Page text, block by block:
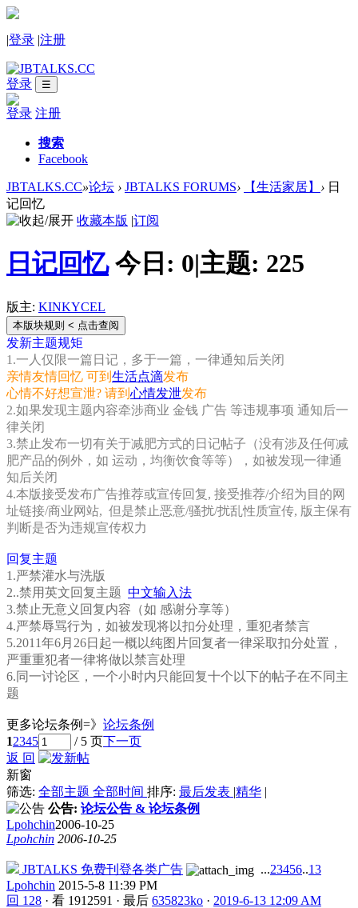
|登录 |注册
登录 ☰
登录 注册
搜索
Facebook
JBTALKS.CC»论坛 › JBTALKS FORUMS› 【生活家居】 › 日
记回忆
收藏本版 |订阅
日记回忆 今日: 0|主题: 225
版主: KINKYCEL
本版块规则 < 点击查阅
发新主题规矩
1.一人仅限一篇日记，多于一篇，一律通知后关闭
亲情友情回忆 可到 生活点滴发布
心情不好想宣泄? 请到 心情发泄发布
2.如果发现主题内容牵涉商业 金钱 广告 等违规事项 通知后一
律关闭
3.禁止发布一切有关于减肥方式的日记帖子（没有涉及任何减
肥产品的例外，如 运动，均衡饮食等等），如被发现一律通
知后关闭
4.本版接受发布广告推荐或宣传回复, 接受推荐/介绍为目的网
址链接/商业网站, 但是禁止恶意/骚扰/扰乱性质宣传, 版主保有
判断是否为违规宣传权力
回复主题
1.严禁灌水与洗版
2..禁用英文回复主题 中文输入法
3.禁止无意义回复内容（如 感谢分享等）
4.严禁辱骂行为，如被发现将以扣分处理，重犯者禁言
5.2011年6月26日起一概以纯图片回复者一律采取扣分处置，
严重重犯者一律将做以禁言处理
6.同一讨论区，一个小时内只能回复十个以下的帖子在不同主
题
更多论坛条例=》 论坛条例
12345 / 5 页下一页
返 回
新窗
筛选: 全部主题 全部时间 排序: 最后发表 |精华 |
公告: 论坛公告 & 论坛条例
Lpohchin2006-10-25
Lpohchin 2006-10-25
JBTALKS 免费刊登各类广告 ...23456..13
Lpohchin 2015-5-8 11:39 PM
回 128 · 看 1912591 · 最后 635823ko · 2019-6-13 12:09 AM